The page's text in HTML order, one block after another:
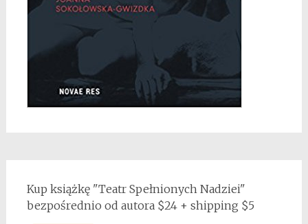
Kup książkę "Teatr Spełnionych Nadziei"
bezpośrednio od autora $24 + shipping $5